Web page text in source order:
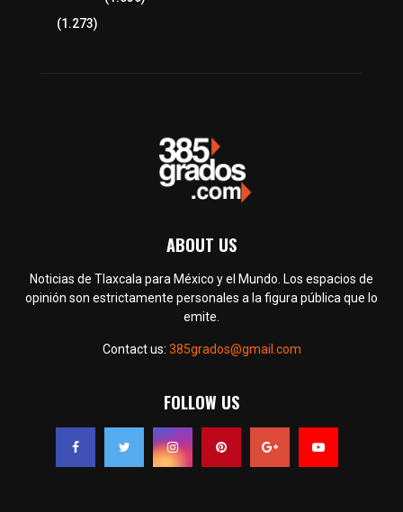
(1.273)
ABOUT US
Noticias de Tlaxcala para México y el Mundo. Los espacios de
opinión son estrictamente personales a la figura pública que lo
emite.
Contact us: 385grados@gmail.com
FOLLOW US